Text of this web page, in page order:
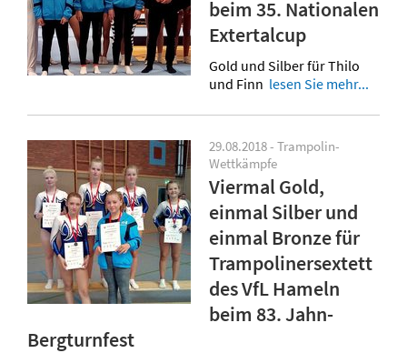
beim 35. Nationalen
Extertalcup
Gold und Silber für Thilo
und Finn lesen Sie mehr...
29.08.2018 - Trampolin-
Wettkämpfe
Viermal Gold,
einmal Silber und
einmal Bronze für
Trampolinersextett
des VfL Hameln
beim 83. Jahn-
Bergturnfest